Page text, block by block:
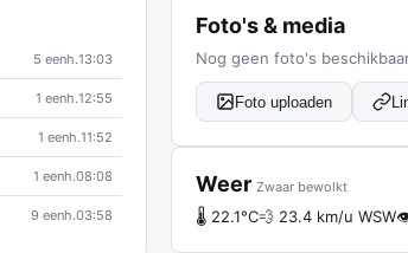
5 eenh.13:03
1 eenh.12:55
1 eenh.11:52
1 eenh.08:08
9 eenh.03:58
Foto's & media
Nog geen foto's
Foto uploaden
Weer Zwaar bewolkt
🌡 22.1°C💨 23.4 km/u WSW